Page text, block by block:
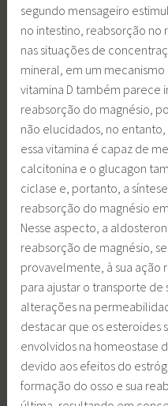
segundo mensageiro
no intestino, reabsorção no
nas situações de
mineral, em um
vitamina D também parece
reabsorção do magnésio,
não elucidados, no
essa vitamina é capaz de
calcitonina e o glucagon
ciclase e, portanto, a
reabsorção do magnésio
Nesse aspecto, a
reabsorção de magnésio,
provavelmente, à sua ação
para ajustar o transporte
alterações na
destacar que os esteroides
envolvidos na homeostase
devido aos efeitos do
formação do osso e sua